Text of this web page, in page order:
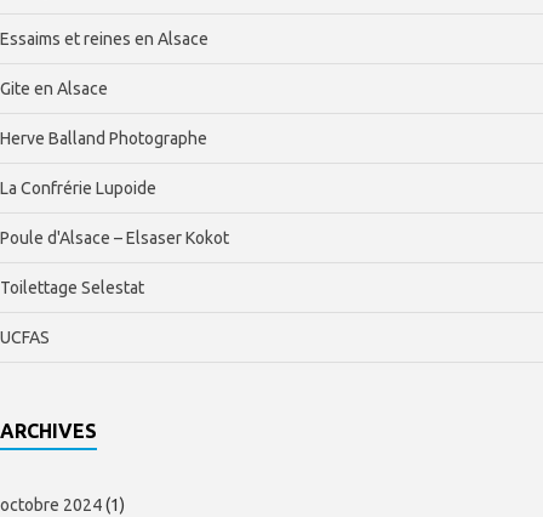
Essaims et reines en Alsace
Gite en Alsace
Herve Balland Photographe
La Confrérie Lupoide
Poule d'Alsace – Elsaser Kokot
Toilettage Selestat
UCFAS
ARCHIVES
octobre 2024(1)